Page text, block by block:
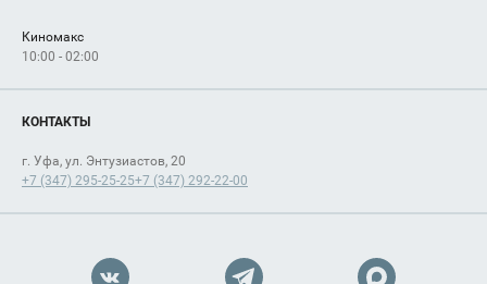
Киномакс
10:00 - 02:00
КОНТАКТЫ
г. Уфа, ул. Энтузиастов, 20
+7 (347) 295-25-25+7 (347) 292-22-00